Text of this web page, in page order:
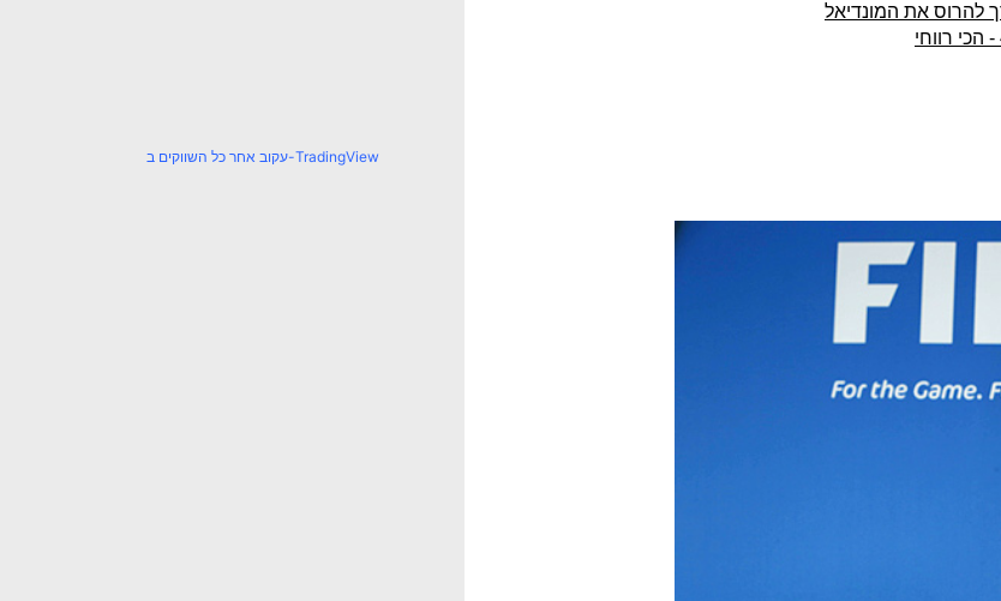
להרוס את המונדיאל
עקוב אחר כל השווקים ב-TradingView